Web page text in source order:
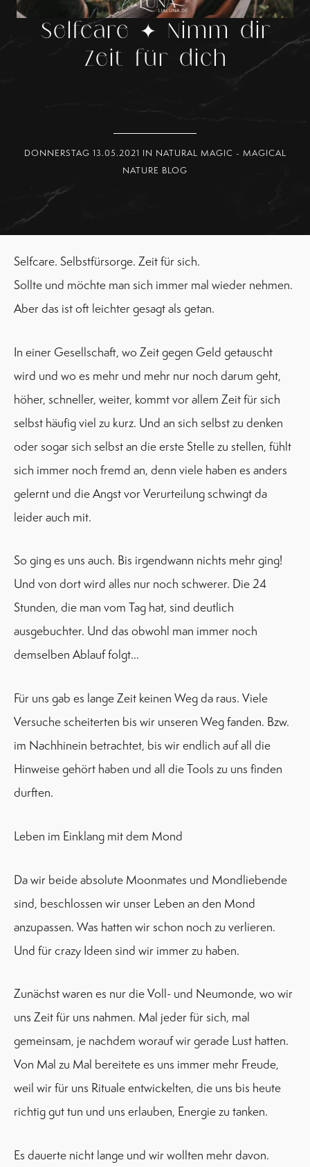
Selfcare ✦ Nimm dir
Zeit für dich
DONNERSTAG 13.05.2021 IN NATURAL MAGIC - MAGICAL
NATURE BLOG
Selfcare. Selbstfürsorge. Zeit für sich.
Sollte und möchte man sich immer mal wieder nehmen.
Aber das ist oft leichter gesagt als getan.
In einer Gesellschaft, wo Zeit gegen Geld getauscht
wird und wo es mehr und mehr nur noch darum geht,
höher, schneller, weiter, kommt vor allem Zeit für sich
selbst häufig viel zu kurz. Und an sich selbst zu denken
oder sogar sich selbst an die erste Stelle zu stellen, fühlt
sich immer noch fremd an, denn viele haben es anders
gelernt und die Angst vor Verurteilung schwingt da
leider auch mit.
So ging es uns auch. Bis irgendwann nichts mehr ging!
Und von dort wird alles nur noch schwerer. Die 24
Stunden, die man vom Tag hat, sind deutlich
ausgebuchter. Und das obwohl man immer noch
demselben Ablauf folgt…
Für uns gab es lange Zeit keinen Weg da raus. Viele
Versuche scheiterten bis wir unseren Weg fanden. Bzw.
im Nachhinein betrachtet, bis wir endlich auf all die
Hinweise gehört haben und all die Tools zu uns finden
durften.
Leben im Einklang mit dem Mond
Da wir beide absolute Moonmates und Mondliebende
sind, beschlossen wir unser Leben an den Mond
anzupassen. Was hatten wir schon noch zu verlieren.
Und für crazy Ideen sind wir immer zu haben.
Zunächst waren es nur die Voll- und Neumonde, wo wir
uns Zeit für uns nahmen. Mal jeder für sich, mal
gemeinsam, je nachdem worauf wir gerade Lust hatten.
Von Mal zu Mal bereitete es uns immer mehr Freude,
weil wir für uns Rituale entwickelten, die uns bis heute
richtig gut tun und uns erlauben, Energie zu tanken.
Es dauerte nicht lange und wir wollten mehr davon.